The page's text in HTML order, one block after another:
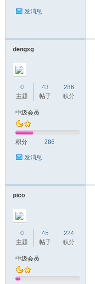
发消息
dengxg
0
主题
43
帖子
286
积分
中级会员
积分 286
发消息
pico
0
主题
45
帖子
224
积分
中级会员